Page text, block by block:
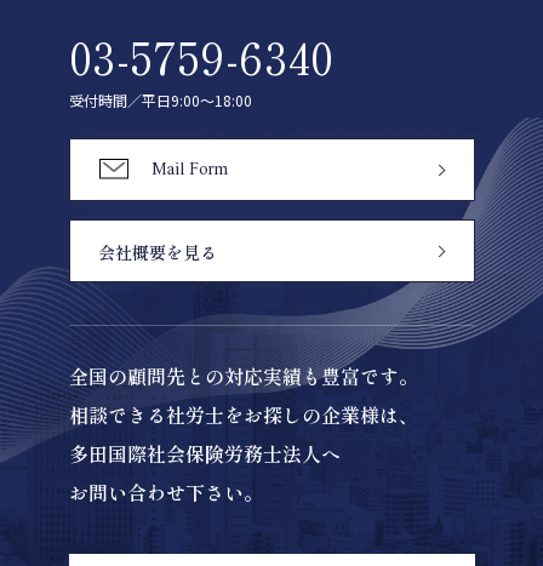
03-5759-6340
受付時間／平日9:00〜18:00
Mail Form
会社概要を見る
全国の顧問先との対応実績も豊富です。
相談できる社労士をお探しの企業様は、
多田国際社会保険労務士法人へ
お問い合わせ下さい。